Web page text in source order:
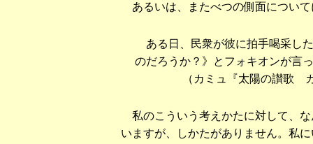
あるいは、またべつの側面について
ある日、民衆が彼に拍手喝采し
のだろうか？》とフォキオンが言
（カミュ『太陽の讃歌
私のこういう考えかたに対して、
いますが、しかたがありません。私